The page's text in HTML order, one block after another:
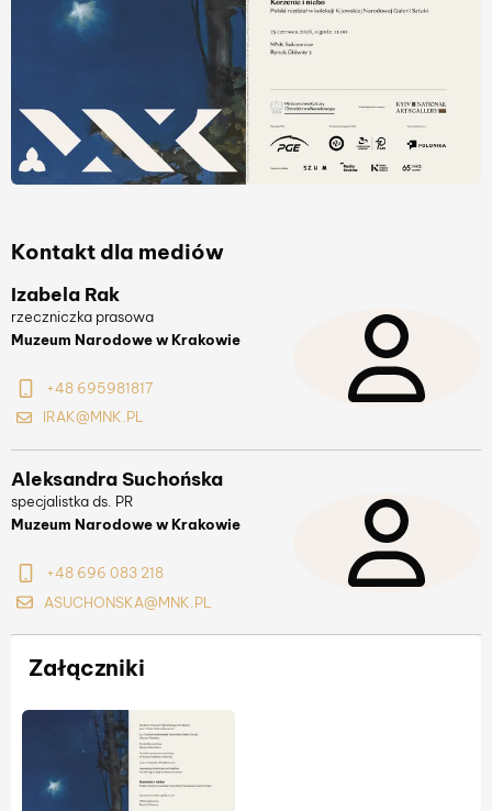
Kontakt dla mediów
Izabela Rak
rzeczniczka prasowa
Muzeum Narodowe w Krakowie
+48 695981817
IRAK@MNK.PL
Aleksandra Suchońska
specjalistka ds. PR
Muzeum Narodowe w Krakowie
+48 696 083 218
ASUCHONSKA@MNK.PL
Załączniki